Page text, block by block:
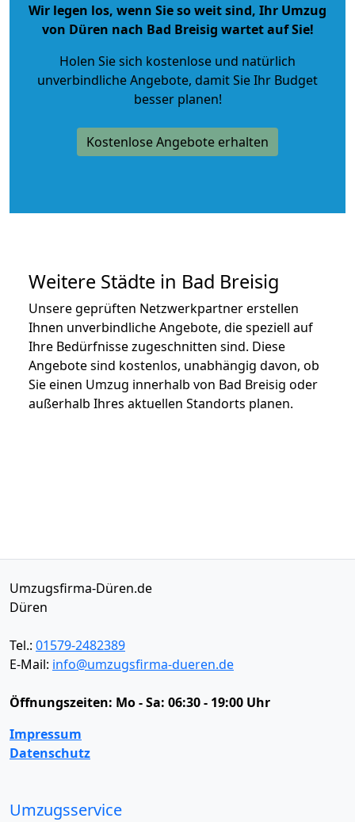
Wir legen los, wenn Sie so weit sind, Ihr Umzug
von Düren nach Bad Breisig wartet auf Sie!
Holen Sie sich kostenlose und natürlich
unverbindliche Angebote, damit Sie Ihr Budget
besser planen!
Kostenlose Angebote erhalten
Weitere Städte in Bad Breisig
Unsere geprüften Netzwerkpartner erstellen
Ihnen unverbindliche Angebote, die speziell auf
Ihre Bedürfnisse zugeschnitten sind. Diese
Angebote sind kostenlos, unabhängig davon, ob
Sie einen Umzug innerhalb von Bad Breisig oder
außerhalb Ihres aktuellen Standorts planen.
Umzugsfirma-Düren.de
Düren
Tel.: 01579-2482389
E-Mail: info@umzugsfirma-dueren.de
Öffnungszeiten: Mo - Sa: 06:30 - 19:00 Uhr
Impressum
Datenschutz
Umzugsservice